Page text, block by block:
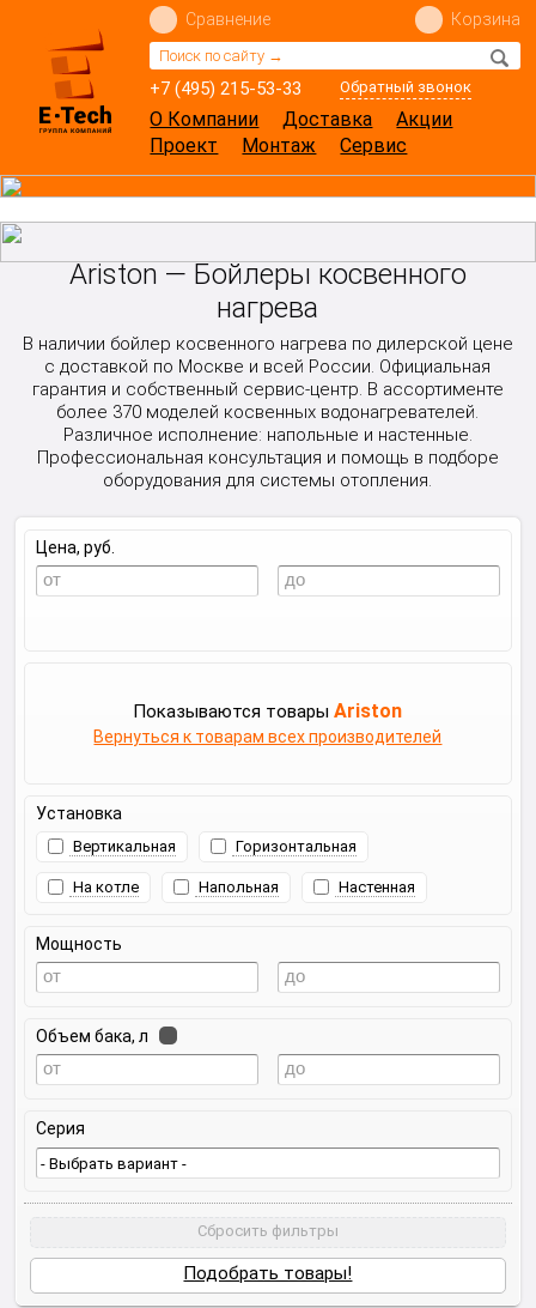
+7 (495) 215-53-33 Обратный звонок
Сравнение Корзина
О Компании Доставка
Акции
Проект
Монтаж Сервис
Ariston — Бойлеры косвенного
нагрева
В наличии бойлер косвенного нагрева по дилерской цене
с доставкой по Москве и всей России. Официальная
гарантия и собственный сервис-центр. В ассортименте
более 370 моделей косвенных водонагревателей.
Различное исполнение: напольные и настенные.
Профессиональная консультация и помощь в подборе
оборудования для системы отопления.
Цена, руб.
Показываются товарыAriston
Вернуться к товарам всех производителей
Установка
Вертикальная Горизонтальная
На котле Напольная Настенная
Мощность
Объем бака, л
Серия
Подобрать товары!
Сбросить фильтры